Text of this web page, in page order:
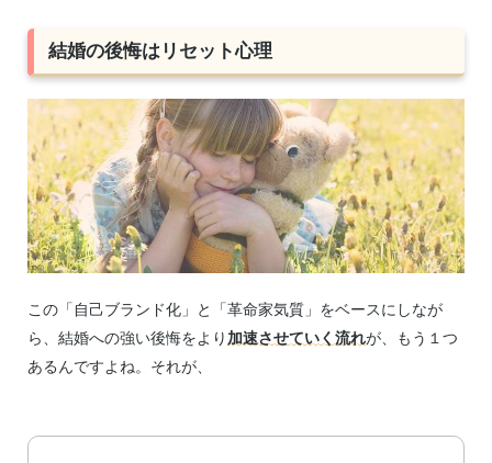
結婚の後悔はリセット心理
この「自己ブランド化」と「革命家気質」をベースにしなが
ら、結婚への強い後悔をより 加速させていく流れが、もう１つ
あるんですよね。それが、